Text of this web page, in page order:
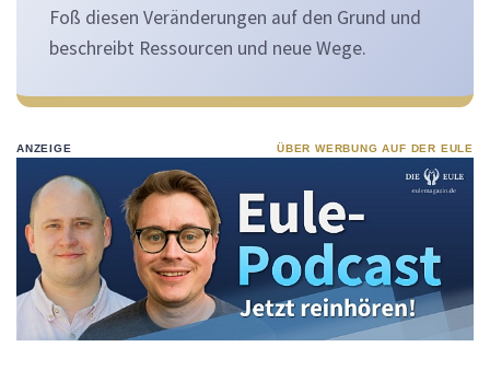
Foß diesen Veränderungen auf den Grund und
beschreibt Ressourcen und neue Wege.
ANZEIGE ÜBER WERBUNG AUF DER EULE